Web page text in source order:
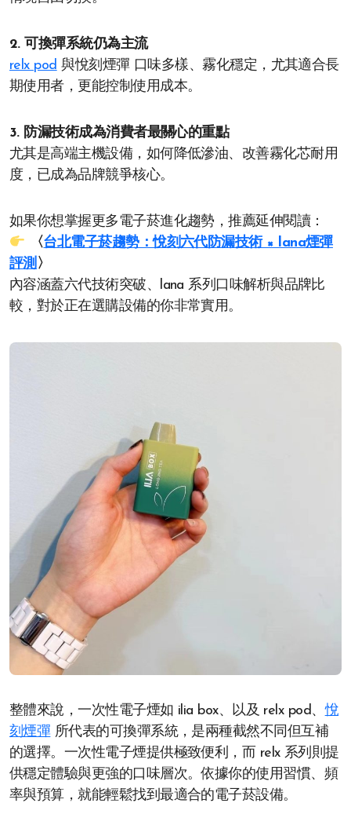
2. 可換彈系統仍為主流
relx pod 與悅刻煙彈 口味多樣、霧化穩定，尤其適合長
期使用者，更能控制使用成本。
3. 防漏技術成為消費者最關心的重點
尤其是高端主機設備，如何降低滲油、改善霧化芯耐用
度，已成為品牌競爭核心。
如果你想掌握更多電子菸進化趨勢，推薦延伸閱讀：
〈台北電子菸趨勢：悅刻六代防漏技術 × lana煙彈
評測〉
內容涵蓋六代技術突破、lana 系列口味解析與品牌比
較，對於正在選購設備的你非常實用。
整體來說，一次性電子煙如 ilia box、以及 relx pod、悅
刻煙彈 所代表的可換彈系統，是兩種截然不同但互補
的選擇。一次性電子煙提供極致便利，而 relx 系列則提
供穩定體驗與更強的口味層次。依據你的使用習慣、頻
率與預算，就能輕鬆找到最適合的電子菸設備。